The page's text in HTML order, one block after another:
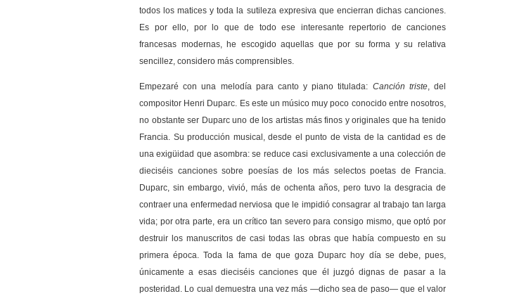
todos los matices y toda la sutileza expresiva que encierran dichas canciones.
Es por ello, por lo que de todo ese interesante repertorio de canciones
francesas modernas, he escogido aquellas que por su forma y su relativa
sencillez, considero más comprensibles.
Empezaré con una melodía para canto y piano titulada: Canción triste, del
compositor Henri Duparc. Es este un músico muy poco conocido entre nosotros,
no obstante ser Duparc uno de los artistas más finos y originales que ha tenido
Francia. Su producción musical, desde el punto de vista de la cantidad es de
una exigüidad que asombra: se reduce casi exclusivamente a una colección de
dieciséis canciones sobre poesías de los más selectos poetas de Francia.
Duparc, sin embargo, vivió, más de ochenta años, pero tuvo la desgracia de
contraer una enfermedad nerviosa que le impidió consagrar al trabajo tan larga
vida; por otra parte, era un crítico tan severo para consigo mismo, que optó por
destruir los manuscritos de casi todas las obras que había compuesto en su
primera época. Toda la fama de que goza Duparc hoy día se debe, pues,
únicamente a esas dieciséis canciones que él juzgó dignas de pasar a la
posteridad. Lo cual demuestra una vez más —dicho sea de paso— que el valor